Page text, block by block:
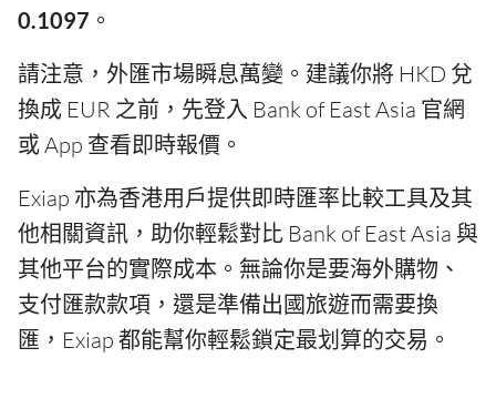
0.1097 。
請注意，外匯市場瞬息萬變。建議你將 HKD 兌
換成 EUR 之前，先登入 Bank of East Asia 官網
或 App 查看即時報價。
Exiap 亦為香港用戶提供即時匯率比較工具及其
他相關資訊，助你輕鬆對比 Bank of East Asia 與
其他平台的實際成本。無論你是要海外購物、
支付匯款款項，還是準備出國旅遊而需要換
匯，Exiap 都能幫你輕鬆鎖定最划算的交易。